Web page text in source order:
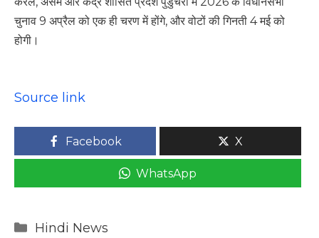
चुनाव 9 अप्रैल को एक ही चरण में होंगे, और वोटों की गिनती 4 मई को
होगी।
Source link
Facebook X
WhatsApp
Categories
Hindi News